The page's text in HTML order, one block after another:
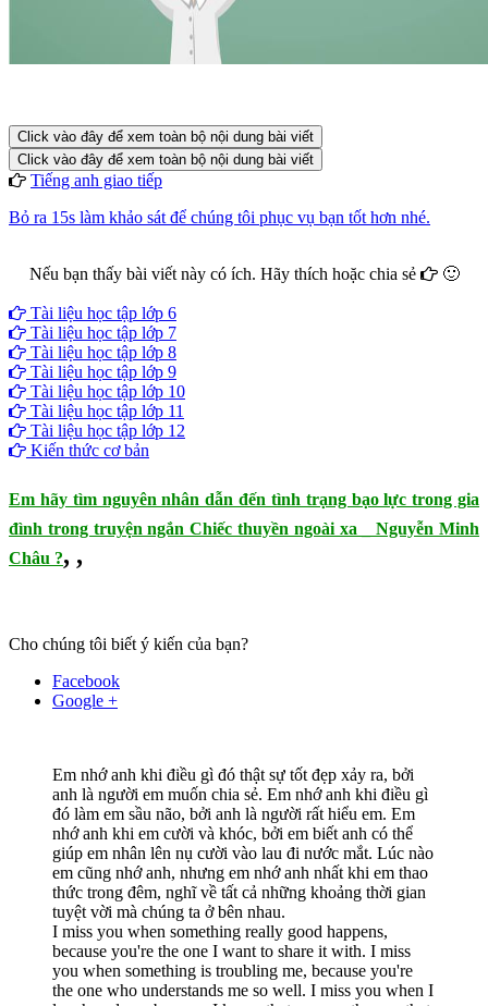
Click vào đây để xem toàn bộ nội dung bài viết
Click vào đây để xem toàn bộ nội dung bài viết
Tiếng anh giao tiếp
Bỏ ra 15s làm khảo sát để chúng tôi phục vụ bạn tốt hơn nhé.
Nếu bạn thấy bài viết này có ích. Hãy thích hoặc chia sẻ
🙂
Tài liệu học tập lớp 6
Tài liệu học tập lớp 7
Tài liệu học tập lớp 8
Tài liệu học tập lớp 9
Tài liệu học tập lớp 10
Tài liệu học tập lớp 11
Tài liệu học tập lớp 12
Kiến thức cơ bản
Em hãy tìm nguyên nhân dẫn đến tình trạng bạo lực trong gia
đình trong truyện ngắn Chiếc thuyền ngoài xa _ Nguyễn Minh
Châu ?, ,
Cho chúng tôi biết ý kiến của bạn?
Facebook
Google +
Em nhớ anh khi điều gì đó thật sự tốt đẹp xảy ra, bởi
anh là người em muốn chia sẻ. Em nhớ anh khi điều gì
đó làm em sầu não, bởi anh là người rất hiểu em. Em
nhớ anh khi em cười và khóc, bởi em biết anh có thể
giúp em nhân lên nụ cười vào lau đi nước mắt. Lúc nào
em cũng nhớ anh, nhưng em nhớ anh nhất khi em thao
thức trong đêm, nghĩ về tất cả những khoảng thời gian
tuyệt vời mà chúng ta ở bên nhau.
I miss you when something really good happens,
because you're the one I want to share it with. I miss
you when something is troubling me, because you're
the one who understands me so well. I miss you when I